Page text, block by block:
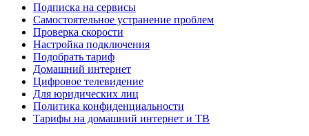
Подписка на сервисы
Самостоятельное устранение проблем
Проверка скорости
Настройка подключения
Подобрать тариф
Домашний интернет
Цифровое телевидение
Для юридических лиц
Политика конфиденциальности
Тарифы на домашний интернет и ТВ